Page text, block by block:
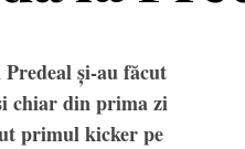
și-au făcut
chiar din prima zi
primul kicker pe